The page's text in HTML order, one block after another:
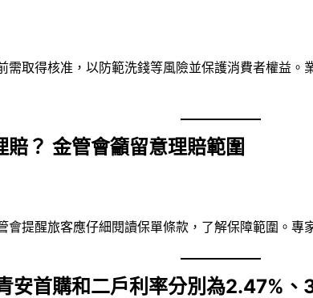
需取得核准，以防範洗錢等風險並保護消費者權益
？ 金管會籲留意理賠範圍
會提醒旅客應仔細閱讀保單條款，了解保障範圍。專
安首購和二戶利率分別為2.47%